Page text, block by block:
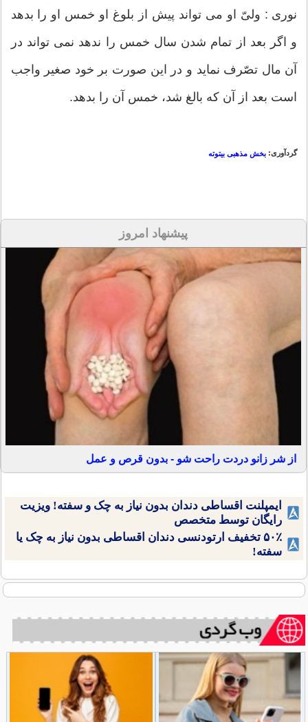
نوری : ولیّ او می تواند پیش از بلوغ او خمس او را بدهد
و اگر بعد از تمام شدن سال خمس را ندهد نمی تواند در
آن مال تصّرف نماید و در این صورت بر خود صغیر واجب
است بعد از آن که بالغ شد، خمس آن را بدهد.
گردآوری: بخش مذهبی بیتوته
پیشنهاد امروز
از شر زانو دردت راحت شو - بدون قرص و عمل
ایمپلنت اقساطی دندان بدون نیاز به چک و سفته! ویزیت
رایگان توسط متخصص
۵۰٪ تخفیف ارتودنسی دندان اقساطی بدون نیاز به چک یا
سفته!